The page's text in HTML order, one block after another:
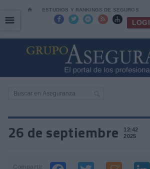
⌂ ESTUDIOS Y RANKINGS DE SEGUROS
    
☰
☰
26 de septiembre
12:42
2025